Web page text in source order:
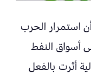
استمرار الحرب
أسواق النفط
أثرت بالفعل